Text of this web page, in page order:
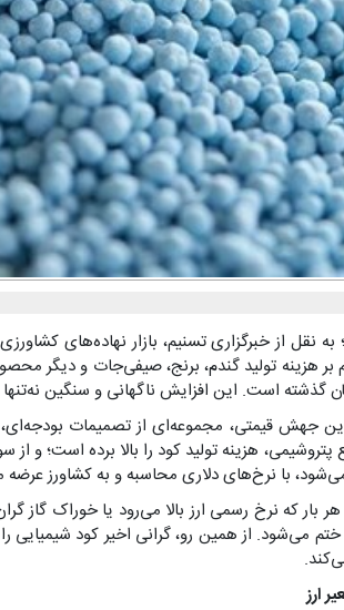
نقل از خبرگزاری تسنیم، بازار نهاده‌های
جهش قیمتی، مجموعه‌ای از تصمیمات
گاز صنایع پتروشیمی، هزینه تولید کود را بالا برده
با نرخ‌های دلاری محاسبه و به کشاورز عرضه
که نرخ رسمی ارز بالا می‌رود یا خوراک گاز
می‌شود. از همین رو، گرانی اخیر کود شیمیایی
ارز